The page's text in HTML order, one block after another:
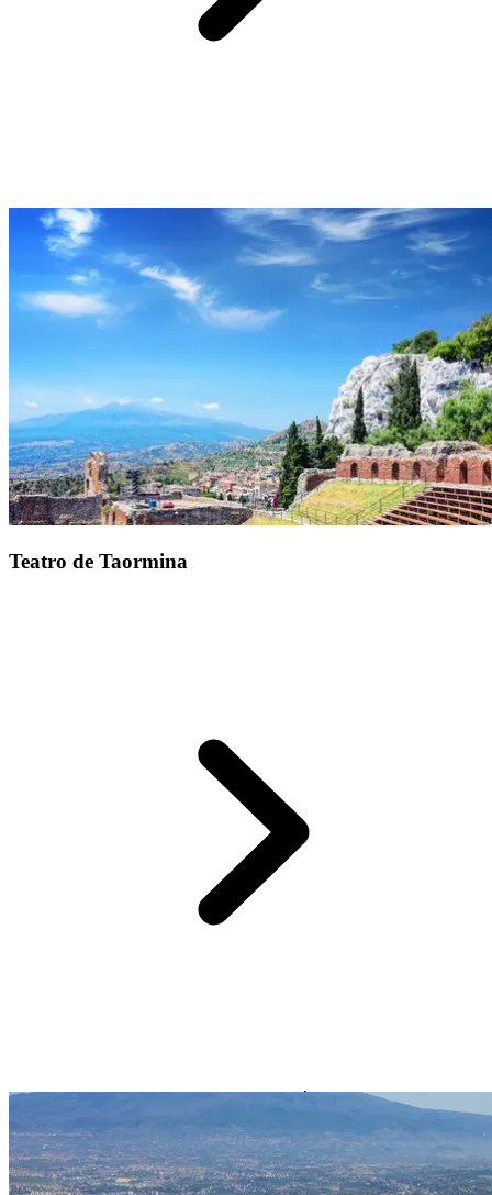
A 2h de Cefalù: Parque Arqueológico do Vale dos Templos
Grega e depois romana, a cidade de Agrigento revela-se como um
testemunho ao ar livre do legado antigo, a 2h do seu resort em
Cefalù. No local, deixe-se maravilhar por edifícios milenares.
Templos dóricos dispersoscomoo templo de Zeus
oferecem uma janela aberta sobre os
séculos passados. Uma estadia tudo incluído na Itália convida-o a
viajar até à época romana.
Teatro de Taormina
A 2h30 de Cefalù:
. É talvez a cidade mais
cidade e cenário se fundem num verdadeiro
paraíso . O tempo parece suspenso durante a sua estadia tudo
incluído em Itália.Esta escapadela cultural e deslumbrante
leva-o
atéo teatro antigo.Este lugar fascina os amantes da cultura tanto